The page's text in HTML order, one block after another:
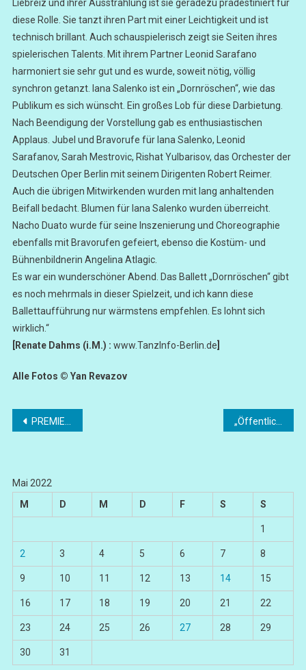
Liebreiz und ihrer Ausstrahlung ist sie geradezu prädestiniert für
diese Rolle. Sie tanzt ihren Part mit einer Leichtigkeit und ist
technisch brillant. Auch schauspielerisch zeigt sie Seiten ihres
spielerischen Talents. Mit ihrem Partner Leonid Sarafano
harmoniert sie sehr gut und es wurde, soweit nötig, völlig
synchron getanzt. Iana Salenko ist ein „Dornröschen“, wie das
Publikum es sich wünscht. Ein großes Lob für diese Darbietung.
Nach Beendigung der Vorstellung gab es enthusiastischen
Applaus. Jubel und Bravorufe für Iana Salenko, Leonid
Sarafanov, Sarah Mestrovic, Rishat Yulbarisov, das Orchester der
Deutschen Oper Berlin mit seinem Dirigenten Robert Reimer.
Auch die übrigen Mitwirkenden wurden mit lang anhaltenden
Beifall bedacht. Blumen für Iana Salenko wurden überreicht.
Nacho Duato wurde für seine Inszenierung und Choreographie
ebenfalls mit Bravorufen gefeiert, ebenso die Kostüm- und
Bühnenbildnerin Angelina Atlagic.
Es war ein wunderschöner Abend. Das Ballett „Dornröschen“ gibt
es noch mehrmals in dieser Spielzeit, und ich kann diese
Ballettaufführung nur wärmstens empfehlen. Es lohnt sich
wirklich.“
[Renate Dahms (i.M.) : www.TanzInfo-Berlin.de
Alle Fotos © Yan Revazov
Beitragsnavigation
PREMIERE „Der Schatzgräber“
Mai 2022
M
D M D F S S
1
2 3 4 5 6 7 8
9 10 11 12 13 14 15
16 17 18 19 20 21 22
23 24 25 26 27 28 29
30 31